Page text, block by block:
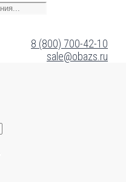
8 (800) 700-42-10
sale@obazs.ru